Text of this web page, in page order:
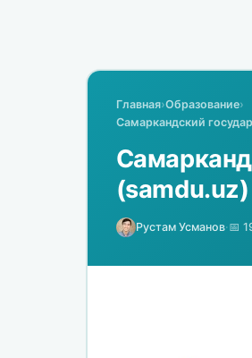
Главная›Образование›
Самаркандский
(samdu.uz)
Рустам Усманов·📅